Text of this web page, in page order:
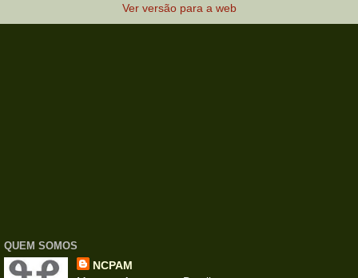
Ver versão para a web
QUEM SOMOS
NCPAM